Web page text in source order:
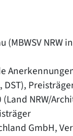
(MBWSV NRW
DST),
NRW/
GmbH,